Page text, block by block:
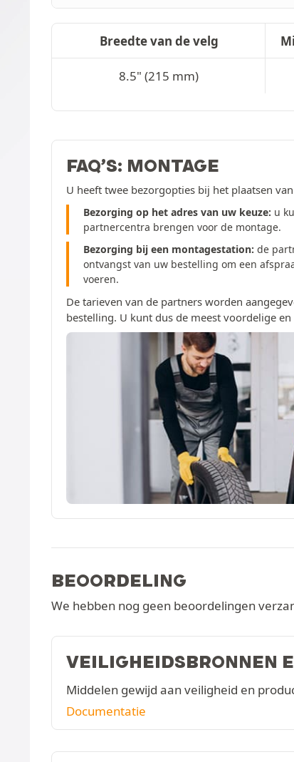
Breedte van de velg
8.5" (215 mm)
FAQ’S: MONTAGE
U heeft twee bezorgopties bij het plaatsen
Bezorging op het adres van uw keuze: u
partnercentra brengen voor de montage.
Bezorging bij een montagestation: de
ontvangst van uw bestelling om een
voeren.
De tarieven van de partners worden
bestelling. U kunt dus de meest voordelige
BEOORDELING
We hebben nog geen beoordelingen
VEILIGHEIDSBRONNEN
Middelen gewijd aan veiligheid en
Documentatie